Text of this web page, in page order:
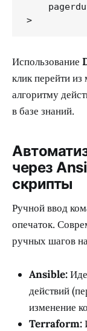
>
Использование
клик перейти
алгоритму
в базе знаний.
через
скрипты
Ручной ввод
опечаток.
ручных шагов
Ansible:
действий
изменение
Terraform: